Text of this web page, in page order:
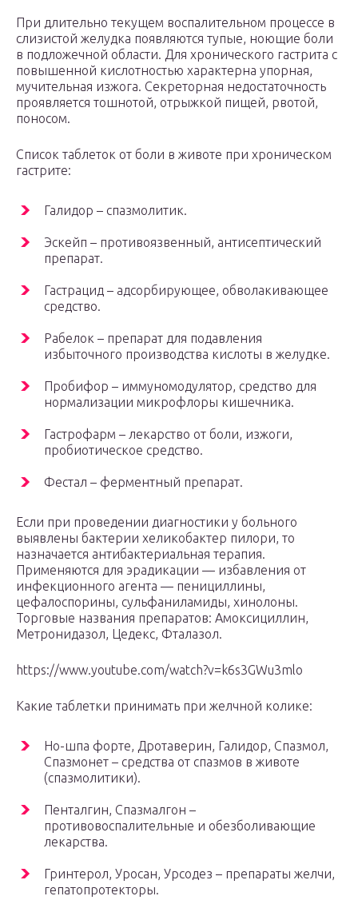
При длительно текущем воспалительном процессе в
слизистой желудка появляются тупые, ноющие боли
в подложечной области. Для хронического гастрита с
повышенной кислотностью характерна упорная,
мучительная изжога. Секреторная недостаточность
проявляется тошнотой, отрыжкой пищей, рвотой,
поносом.
Список таблеток от боли в животе при хроническом
гастрите:
Галидор – спазмолитик.
Эскейп – противоязвенный, антисептический
препарат.
Гастрацид – адсорбирующее, обволакивающее
средство.
Рабелок – препарат для подавления
избыточного производства кислоты в желудке.
Пробифор – иммуномодулятор, средство для
нормализации микрофлоры кишечника.
Гастрофарм – лекарство от боли, изжоги,
пробиотическое средство.
Фестал – ферментный препарат.
Если при проведении диагностики у больного
выявлены бактерии хеликобактер пилори, то
назначается антибактериальная терапия.
Применяются для эрадикации — избавления от
инфекционного агента — пенициллины,
цефалоспорины, сульфаниламиды, хинолоны.
Торговые названия препаратов: Амоксициллин,
Метронидазол, Цедекс, Фталазол.
https://www.youtube.com/watch?v=k6s3GWu3mlo
Какие таблетки принимать при желчной колике:
Но-шпа форте, Дротаверин, Галидор, Спазмол,
Спазмонет – средства от спазмов в животе
(спазмолитики).
Пенталгин, Спазмалгон –
противовоспалительные и обезболивающие
лекарства.
Гринтерол, Уросан, Урсодез – препараты желчи,
гепатопротекторы.